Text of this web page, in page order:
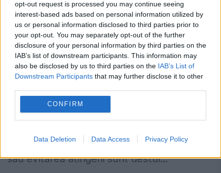
opt-out request is processed you may continue seeing
interest-based ads based on personal information utilized by
us or personal information disclosed to third parties prior to
your opt-out. You may separately opt-out of the further
disclosure of your personal information by third parties on the
IAB’s list of downstream participants. This information may
also be disclosed by us to third parties on the IAB’s List of
Downstream Participants that may further disclose it to other
CONFIRM
Data Deletion Data Access Privacy Policy
Atenție la limbajul corpului. Ce gest
subtil arată că cineva nu te place
7 SEPTEMBRIE 2024
Îți poți da seama dacă cineva se bucură sau
nu de compania ta doar evaluându-i
rotirea ochilor, distanța fizică, întoarcerea
sau evitarea atingerii sunt destul...